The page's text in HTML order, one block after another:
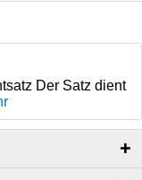
Der Satz dient